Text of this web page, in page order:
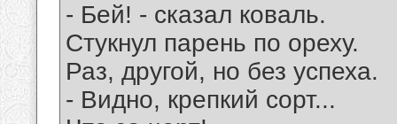
- Бей! - сказал коваль.
Стукнул парень по ореху.
Раз, другой, но без успеха.
- Видно, крепкий сорт...